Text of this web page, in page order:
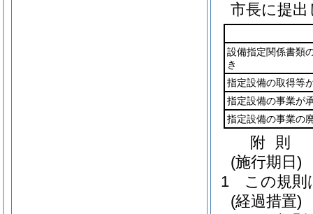
市長に提
設備指定関係書類
き
指定設備の取得等
指定設備の事業が
指定設備の事業の
附 則
(施行期日)
1
この規則
(経過措置)